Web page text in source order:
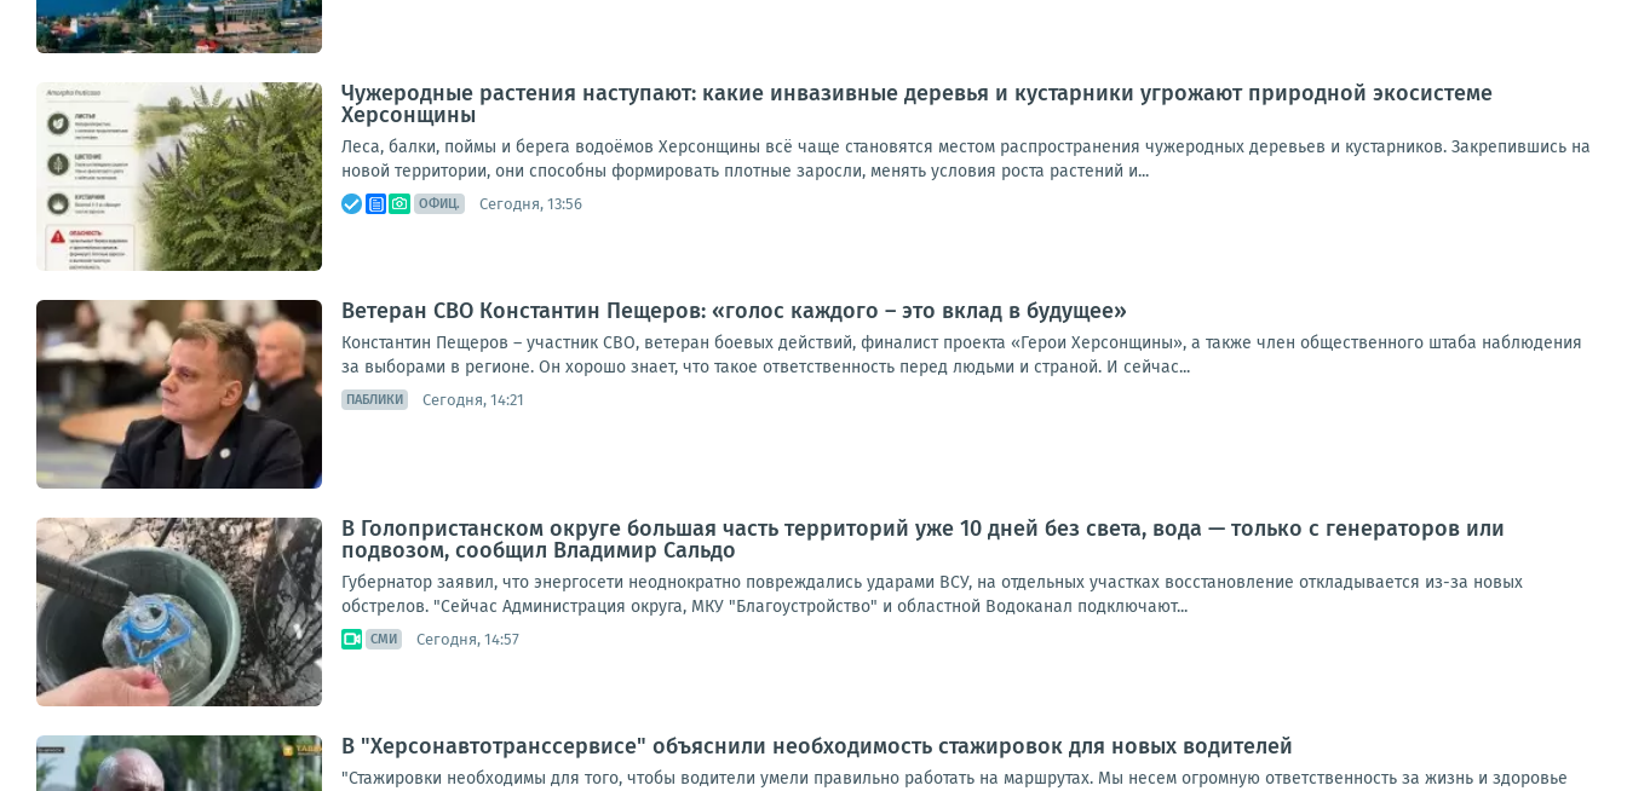
Чужеродные растения наступают: какие инвазивные деревья и кустарники угрожают природной экосистеме
Херсонщины
Леса, балки, поймы и берега водоёмов Херсонщины всё чаще становятся местом распространения чужеродных деревьев и кустарников. Закрепившись на
новой территории, они способны формировать плотные заросли, менять условия роста растений и...
ОФИЦ. Сегодня, 13:56
Ветеран СВО Константин Пещеров: «голос каждого – это вклад в будущее»
Константин Пещеров – участник СВО, ветеран боевых действий, финалист проекта «Герои Херсонщины», а также член общественного штаба наблюдения
за выборами в регионе. Он хорошо знает, что такое ответственность перед людьми и страной. И сейчас...
ПАБЛИКИ Сегодня, 14:21
В Голопристанском округе большая часть территорий уже 10 дней без света, вода — только с генераторов или
подвозом, сообщил Владимир Сальдо
Губернатор заявил, что энергосети неоднократно повреждались ударами ВСУ, на отдельных участках восстановление откладывается из-за новых
обстрелов. "Сейчас Администрация округа, МКУ "Благоустройство" и областной Водоканал подключают...
СМИ Сегодня, 14:57
В "Херсонавтотранссервисе" объяснили необходимость стажировок для новых водителей
"Стажировки необходимы для того, чтобы водители умели правильно работать на маршрутах. Мы несем огромную ответственность за жизнь и здоровье